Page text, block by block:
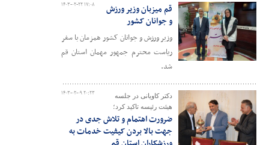
۱۴۰۳-۰۲-۲۲ ۱۷:۰۸
قم میزبان وزیر ورزش
و جوانان کشور
وزیر ورزش و جوانان کشور همزمان با سفر
ریاست محترم جمهور مهمان استان قم
شد.
۱۴۰۳-۰۲-۰۹ ۲۰:۲۳
دکتر کاویانی در جلسه
هیئت رئیسه تاکید کرد؛
ضرورت اهتمام و تلاش جدی در
جهت بالا بردن کیفیت خدمات به